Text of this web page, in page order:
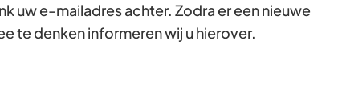
uw e-mailadres achter. Zodra er een nieuwe
te denken informeren wij u hierover.